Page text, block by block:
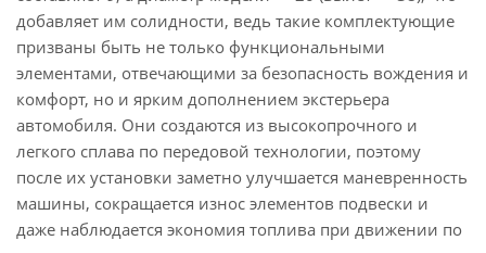
добавляет им солидности, ведь такие комплектующие
призваны быть не только функциональными
элементами, отвечающими за безопасность вождения и
комфорт, но и ярким дополнением экстерьера
автомобиля. Они создаются из высокопрочного и
легкого сплава по передовой технологии, поэтому
после их установки заметно улучшается маневренность
машины, сокращается износ элементов подвески и
даже наблюдается экономия топлива при движении по